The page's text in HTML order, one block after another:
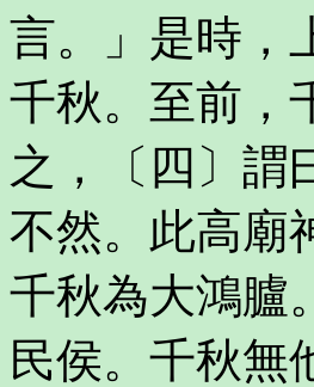
言。」是時，
千秋。至前，
之，〔四〕謂
不然。此高廟
千秋為大鴻臚
民侯。千秋無